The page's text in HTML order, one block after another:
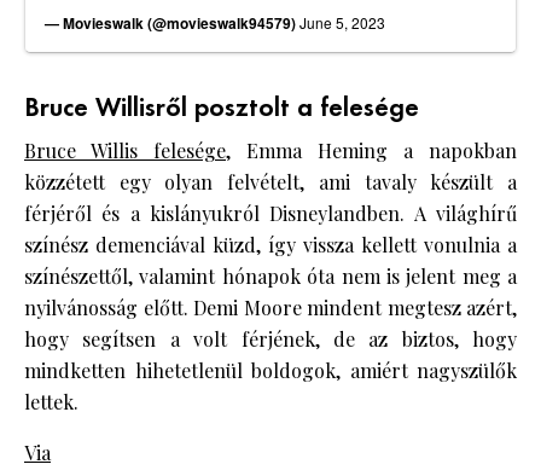
— Movieswalk (@movieswalk94579)June 5, 2023
Bruce Willisről posztolt a felesége
Bruce Willis felesége, Emma Heming a napokban
közzétett egy olyan felvételt, ami tavaly készült a
férjéről és a kislányukról Disneylandben. A világhírű
színész demenciával küzd, így vissza kellett vonulnia a
színészettől, valamint hónapok óta nem is jelent meg a
nyilvánosság előtt. Demi Moore mindent megtesz azért,
hogy segítsen a volt férjének, de az biztos, hogy
mindketten hihetetlenül boldogok, amiért nagyszülők
lettek.
Via